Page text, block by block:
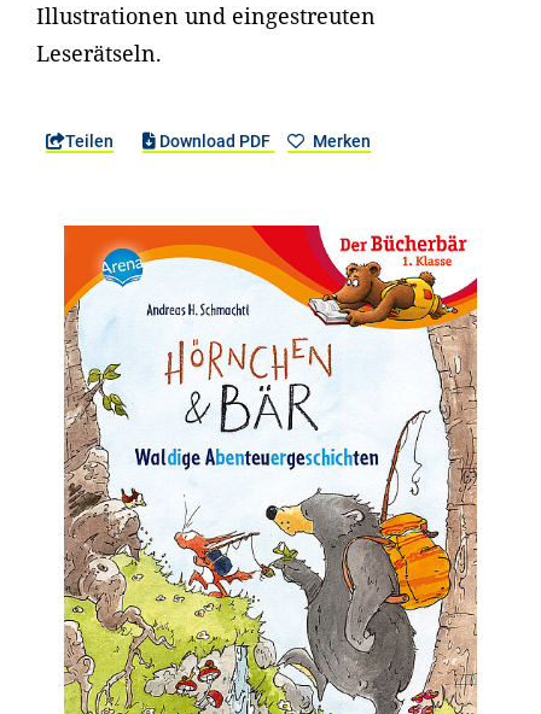
Illustrationen und eingestreuten
Leserätseln.
Teilen Download PDF Merken